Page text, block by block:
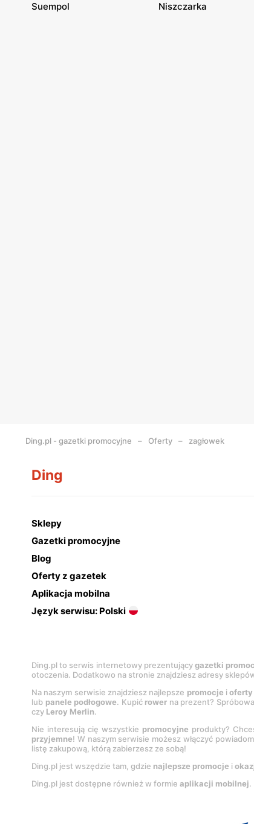
Suempol Niszczarka
Ding.pl - gazetki promocyjne Oferty zagłowek
Ding
Sklepy
Gazetki promocyjne
Blog
Oferty z gazetek
Aplikacja mobilna
Język serwisu: Polski
Ding.pl to serwis internetowy prezentującygazetki
otoczenia. Dodatkowo na stronie znajdziesz adresy
Na naszym serwisie znajdziesz najlepsze promocje ioferty
lub panele podłogowe. Kupić rower na prezent?
czy Leroy Merlin.
Nie interesują cię wszystkie promocyjne produkty?
przyjemne! W naszym serwisie możesz włączyć
listę zakupową, którą zabierzesz ze sobą!
Ding.pl jest wszędzie tam, gdzie najlepsze promocje i
Ding.pl jest dostępne również w formie aplikacji mobilnej.